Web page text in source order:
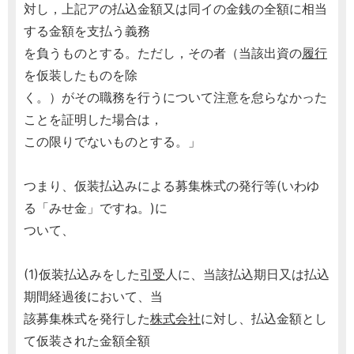
対し，上記アの払込金額又は同イの金銭の全額に相当
する金額を支払う義務
を負うものとする。ただし，その者（当該出資の履行
を仮装したものを除
く。）がその職務を行うについて注意を怠らなかった
ことを証明した場合は，
この限りでないものとする。」
つまり、仮装払込みによる募集株式の発行等(いわゆ
る「みせ金」ですね。)に
ついて、
(1)仮装払込みをした引受人に、当該払込期日又は払込
期間経過後において、当
該募集株式を発行した株式会社に対し、払込金額とし
て仮装された金額全額